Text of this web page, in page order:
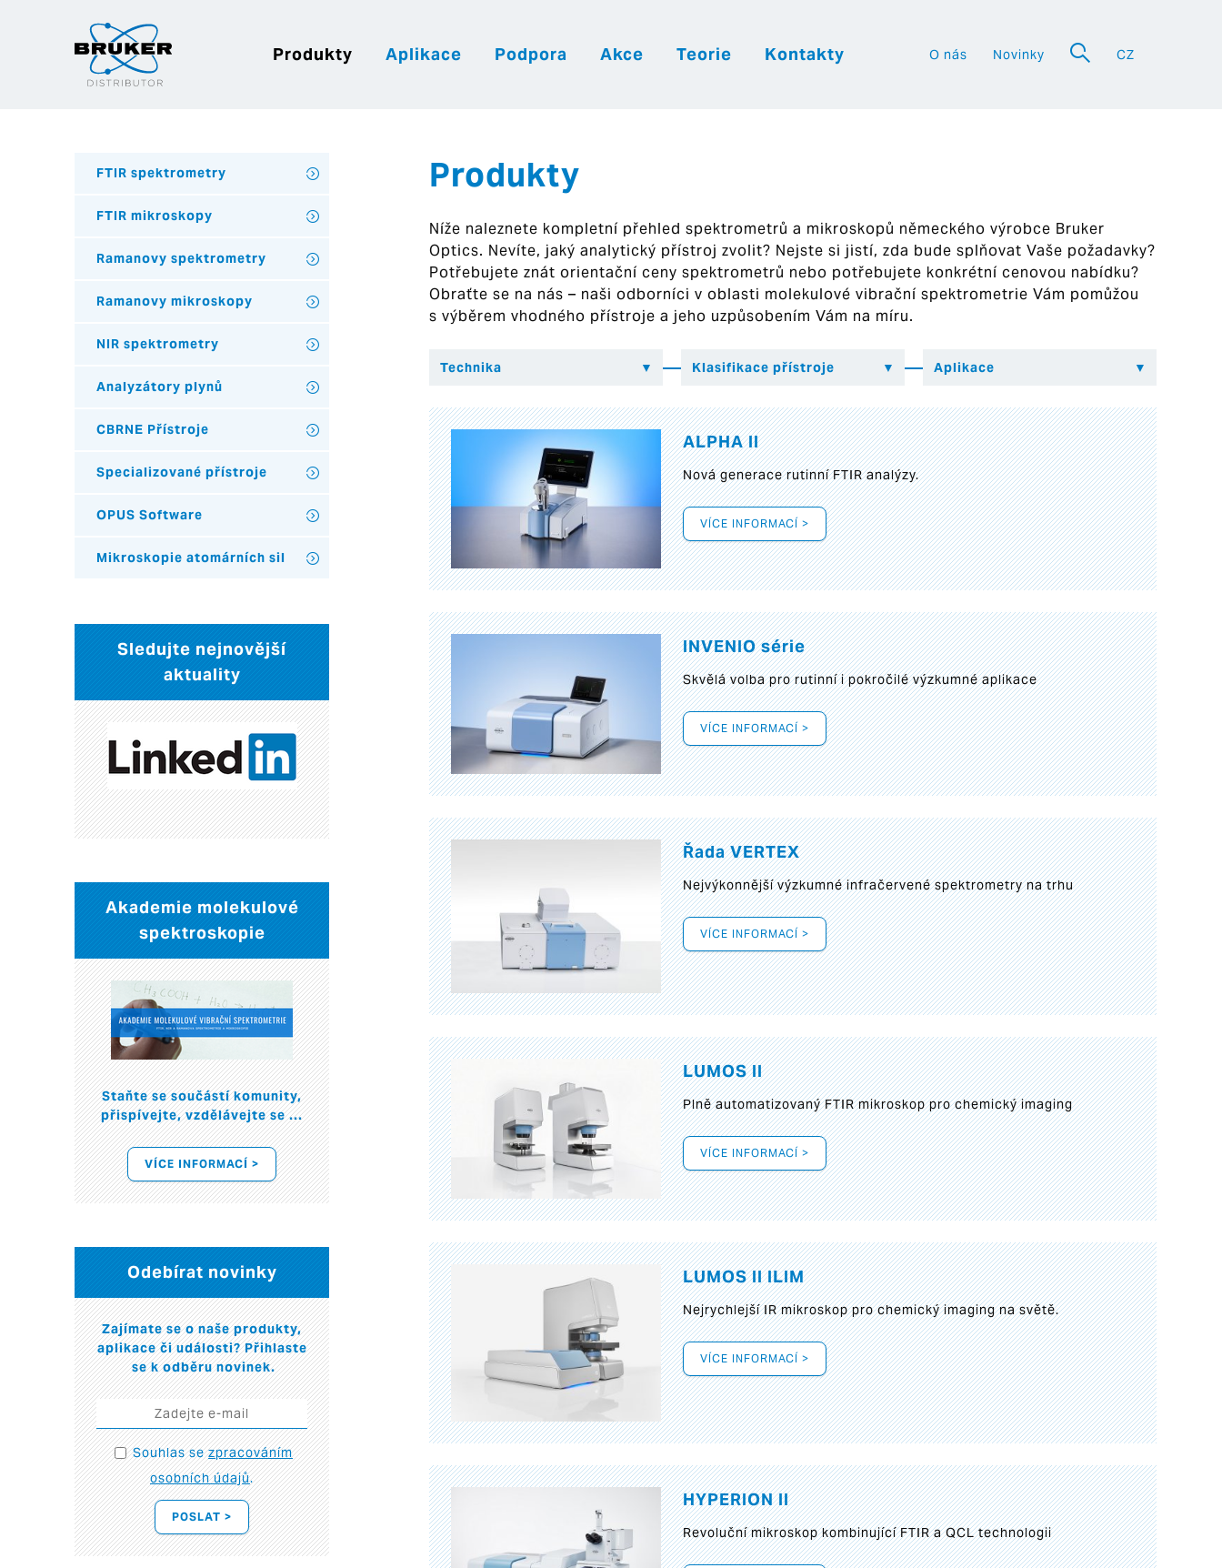
Produkty Aplikace Podpora Akce Teorie Kontakty O nás Novinky CZ
Produkty
Níže naleznete kompletní přehled spektrometrů a mikroskopů německého výrobce Bruker
Optics. Nevíte, jaký analytický přístroj zvolit? Nejste si jistí, zda bude splňovat Vaše požadavky?
Potřebujete znát orientační ceny spektrometrů nebo potřebujete konkrétní cenovou nabídku?
Obraťte se na nás – naši odborníci v oblasti molekulové vibrační spektrometrie Vám pomůžou
s výběrem vhodného přístroje a jeho uzpůsobením Vám na míru.
ALPHA II
Nová generace rutinní FTIR analýzy.
VÍCE INFORMACÍ >
INVENIO série
Skvělá volba pro rutinní i pokročilé výzkumné aplikace
VÍCE INFORMACÍ >
Řada VERTEX
Nejvýkonnější výzkumné infračervené spektrometry na trhu
VÍCE INFORMACÍ >
LUMOS II
Plně automatizovaný FTIR mikroskop pro chemický imaging
VÍCE INFORMACÍ >
LUMOS II ILIM
Nejrychlejší IR mikroskop pro chemický imaging na světě.
VÍCE INFORMACÍ >
HYPERION II
Revoluční mikroskop kombinující FTIR a QCL technologii
FTIR spektrometry
FTIR mikroskopy
Ramanovy spektrometry
Ramanovy mikroskopy
NIR spektrometry
Analyzátory plynů
CBRNE Přístroje
Specializované přístroje
OPUS Software
Mikroskopie atomárních sil
Sledujte nejnovější
aktuality
Akademie molekulové
spektroskopie
Staňte se součástí komunity,
přispívejte, vzdělávejte se ...
VÍCE INFORMACÍ >
Odebírat novinky
Zajímate se o naše produkty,
aplikace či události? Přihlaste
se k odběru novinek.
Souhlas sezpracováním
osobních údajů.
POSLAT >